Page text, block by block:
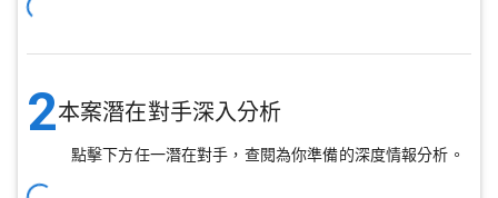
2本案潛在對手深入分析
點擊下方任一潛在對手，查閱為你準備的深度情報分析。